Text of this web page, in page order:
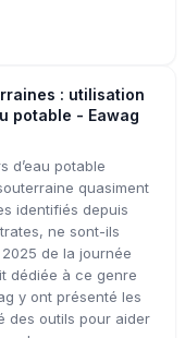
: utilisation
potable - Eawag
d’eau potable
quasiment
identifiés depuis
ne sont-ils
de la journée
dédiée à ce genre
y ont présenté les
des outils pour aider